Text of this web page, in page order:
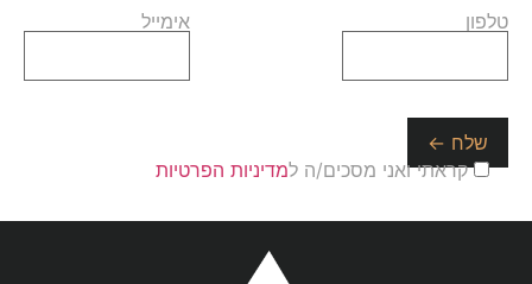
טלפון אימייל
קראתי ואני מסכים/ה למדיניות הפרטיות